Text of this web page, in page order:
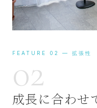
FEATURE 02 — 拡張性
02
成長に合わせ